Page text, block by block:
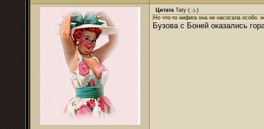
Цитата Taty (
)
Но что-то нифига она не насосала особо.
Бузова с Боней оказались